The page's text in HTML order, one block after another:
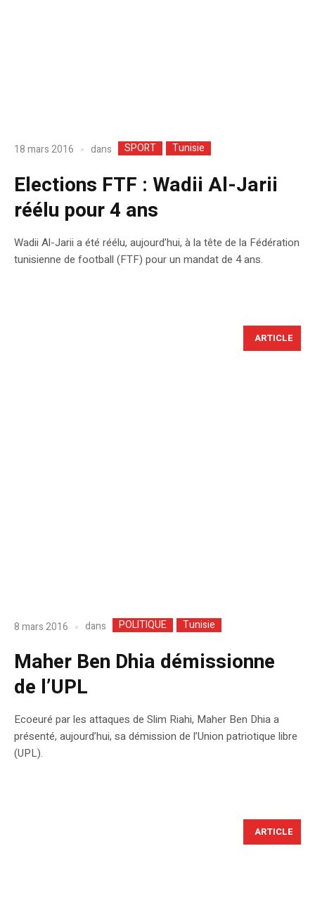
18 mars 2016 dans SPORT Tunisie
Elections FTF : Wadii Al-Jarii
réélu pour 4 ans
Wadii Al-Jarii a été réélu, aujourd’hui, à la tête de la Fédération
tunisienne de football (FTF) pour un mandat de 4 ans.
ARTICLE
8 mars 2016 dans POLITIQUE Tunisie
Maher Ben Dhia démissionne
de l’UPL
Ecoeuré par les attaques de Slim Riahi, Maher Ben Dhia a
présenté, aujourd’hui, sa démission de l’Union patriotique libre
(UPL).
ARTICLE